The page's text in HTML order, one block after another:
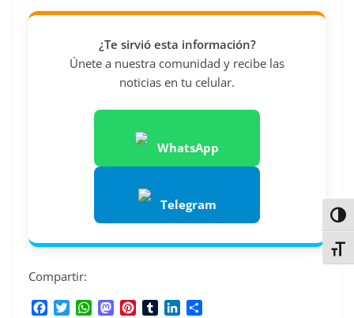
¿Te sirvió esta información?
Únete a nuestra comunidad y recibe las
noticias en tu celular.
WhatsApp
Telegram
Compartir:
T
W
M
P
T